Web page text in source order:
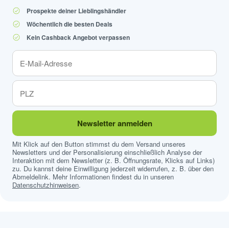
Prospekte deiner Lieblingshändler
Wöchentlich die besten Deals
Kein Cashback Angebot verpassen
Newsletter anmelden
Mit Klick auf den Button stimmst du dem Versand unseres
Newsletters und der Personalisierung einschließlich Analyse der
Interaktion mit dem Newsletter (z. B. Öffnungsrate, Klicks auf Links)
zu. Du kannst deine Einwilligung jederzeit widerrufen, z. B. über den
Abmeldelink. Mehr Informationen findest du in unseren
Datenschutzhinweisen.